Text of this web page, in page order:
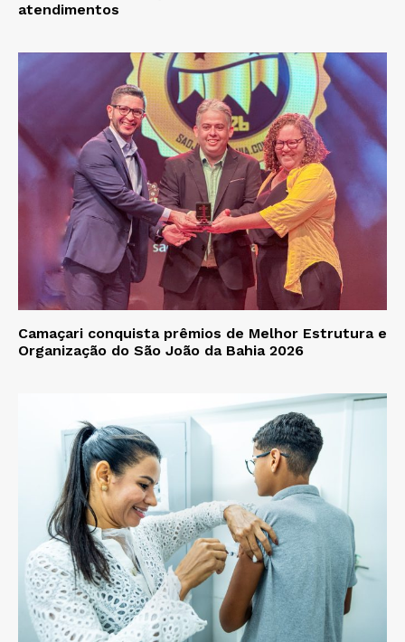
atendimentos
Camaçari conquista prêmios de Melhor Estrutura e
Organização do São João da Bahia 2026